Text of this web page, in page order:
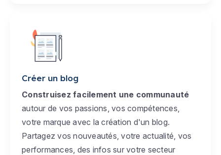
Créer un blog
Construisez facilement une communauté
autour de vos passions, vos compétences,
votre marque avec la création d'un blog.
Partagez vos nouveautés, votre actualité, vos
performances, des infos sur votre secteur